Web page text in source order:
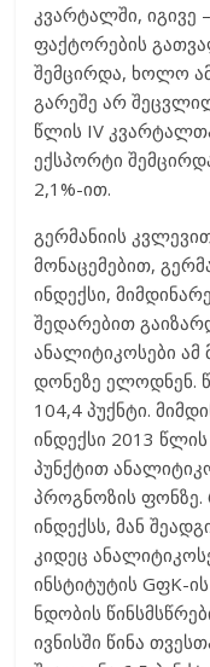
კვარტალში,
ფაქტორების
შემცირდა, ხოლო
გარეშე არ
წლის IV
ექსპორტი
2,1%-ით.
გერმანიის
მონაცემებით,
ინდექსი,
შედარებით
ანალიტიკოსები ამ
დონეზე ელოდნენ.
104,4 პუქნტი.
ინდექსი 2013
პუნქტით
პროგნოზის ფონზე.
ინდექსს, მან
კიდეც
ინსტიტუტის GფK-
ნდობის
ივნისში წინა